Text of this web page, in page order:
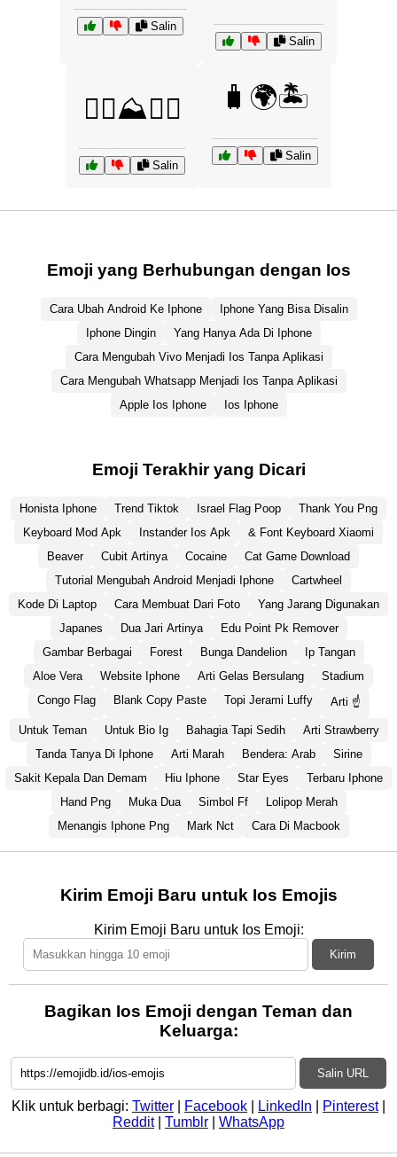
Salin
Salin
🧗‍♀️⛰️🧗‍♂️
Salin
🧳🌍🏝️
Salin
Emoji yang Berhubungan dengan Ios
Cara Ubah Android Ke Iphone
Iphone Yang Bisa Disalin
Iphone Dingin
Yang Hanya Ada Di Iphone
Cara Mengubah Vivo Menjadi Ios Tanpa Aplikasi
Cara Mengubah Whatsapp Menjadi Ios Tanpa Aplikasi
Apple Ios Iphone
Ios Iphone
Emoji Terakhir yang Dicari
Honista Iphone Trend Tiktok Israel Flag Poop
Thank You Png
Keyboard Mod Apk
Instander Ios Apk
& Font Keyboard Xiaomi
Beaver
Cubit Artinya Cocaine
Cat Game Download
Tutorial Mengubah Android Menjadi Iphone
Cartwheel
Kode Di Laptop
Cara Membuat Dari Foto
Yang Jarang Digunakan
Japanes
Dua Jari Artinya
Edu Point Pk Remover
Gambar Berbagai
Forest Bunga Dandelion
Ip Tangan
Aloe Vera
Website Iphone Arti Gelas Bersulang
Stadium
Congo Flag
Blank Copy Paste Topi Jerami Luffy Arti ☝️
Untuk Teman Untuk Bio Ig Bahagia Tapi Sedih
Arti Strawberry
Tanda Tanya Di Iphone
Arti Marah Bendera: Arab
Sirine
Sakit Kepala Dan Demam
Hiu Iphone Star Eyes
Terbaru Iphone
Hand Png
Muka Dua Simbol Ff
Lolipop Merah
Menangis Iphone Png
Mark Nct Cara Di Macbook
Kirim Emoji Baru untuk Ios Emojis
Kirim Emoji Baru untuk Ios Emoji:
Kirim
Bagikan Ios Emoji dengan Teman dan
Keluarga:
Salin URL
Klik untuk berbagi: Twitter Facebook LinkedIn Pinterest|
Reddit| Tumblr WhatsApp